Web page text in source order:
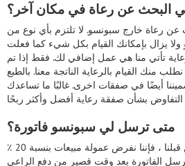
البحث عن رعاة في مكان آخر؟
عن رعاة خارج سبونسو. لا تلتزم بأي نوع من
يزال بإمكانك القيام بكل شيء كما فعلت
تأتي منا هي عمل إضافي لك. فقط إذا تم
منك القيام بالرعاية الناتجة معنا. بالطبع
أيضًا في صفقات اخرى. غالبًا ما تساعدك
متى ترسل لي سبونسو فاتورة؟
إذا تم التوسط في الرعاية من قبلنا ، فإننا نفرض عمولة مبيعات بنسبة 20 ٪
الفاتورة بعد وقت قصير من دفع الراعي